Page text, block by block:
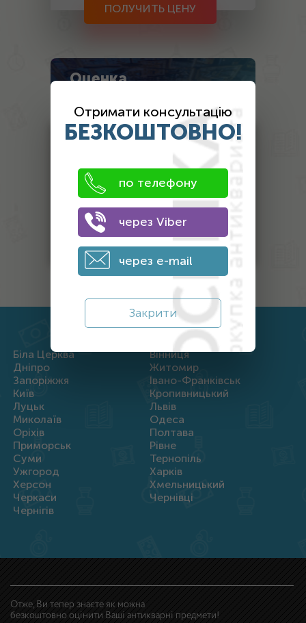
ПОЛУЧИТЬ ЦЕНУ
Оценка
Антикваріат
Банкноти
Інший антикваріат
Нагороди
Біла Церква
Вінниця
Дніпро
Житомир
Запоріжжя
Івано-Франківськ
Київ
Кропивницький
Луцьк
Львів
Миколаїв
Одеса
Оріхів
Полтава
Приморськ
Рівне
Суми
Тернопіль
Ужгород
Харків
Херсон
Хмельницький
Черкаси
Чернівці
Чернігів
Отже, Ви тепер знаєте як можна
безкоштовно оцінити Ваші антикварні предмети!
Отримати консультацію
БЕЗКОШТОВНО!
по телефону
через Viber
через e-mail
Закрити